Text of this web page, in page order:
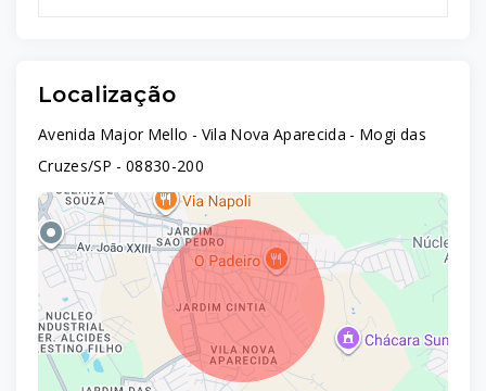
Localização
Avenida Major Mello - Vila Nova Aparecida - Mogi das
Cruzes/SP - 08830-200